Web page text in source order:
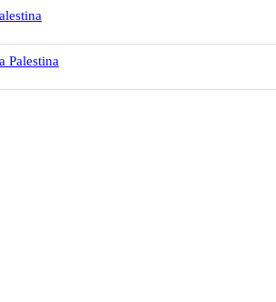
Palestina